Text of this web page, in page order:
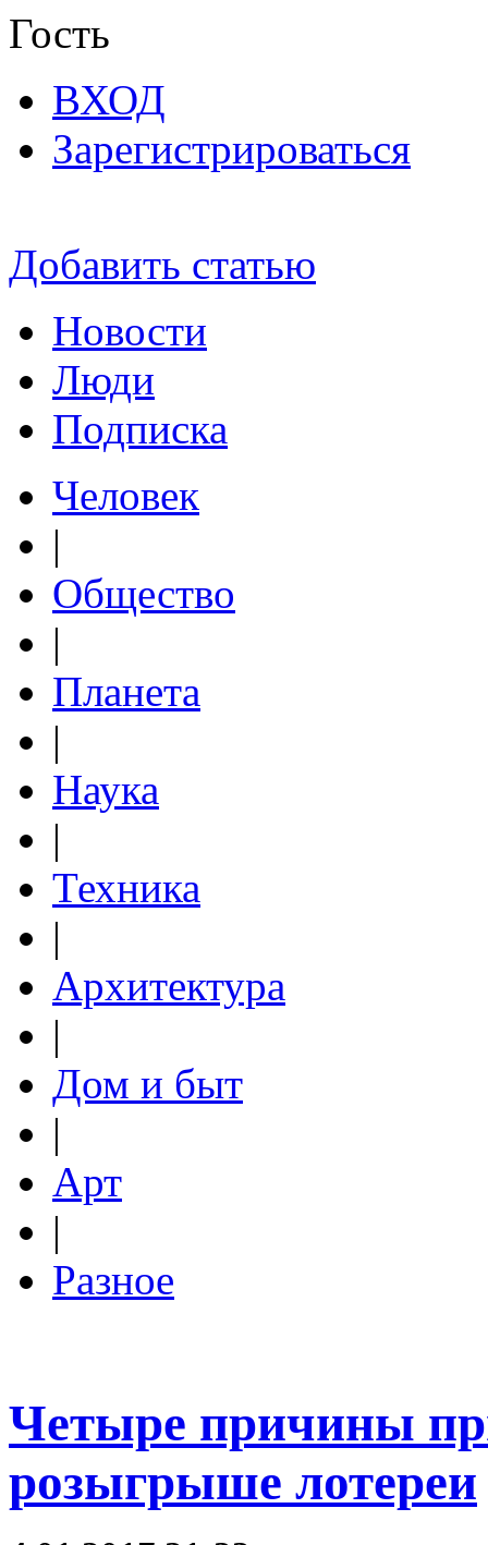
Гость
ВХОД
Зарегистрироваться
Добавить статью
Новости
Люди
Подписка
Человек
|
Общество
|
Планета
|
Наука
|
Техника
|
Архитектура
|
Дом и быт
|
Арт
|
Разное
Четыре причины
розыгрыше лотереи